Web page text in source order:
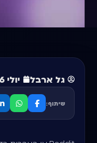
גל ארבל יולי 16, 2025
שיתוף: